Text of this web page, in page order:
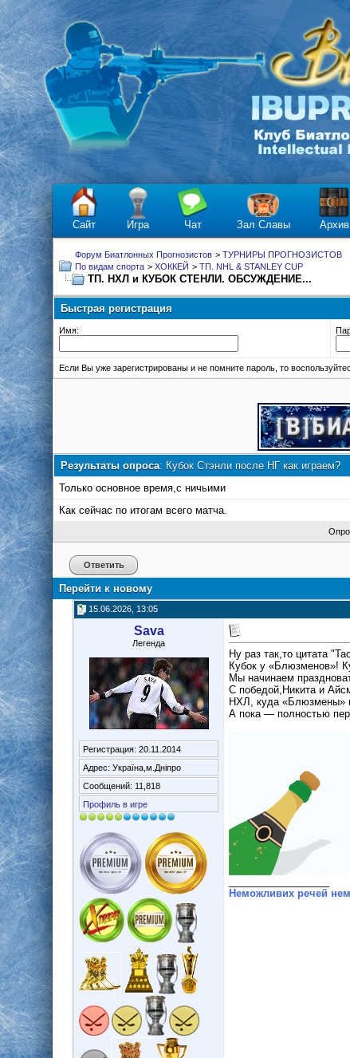
Сайт Игра Чат Зал Славы Архив
Форум Биатлонных Прогнозистов > ТУРНИРЫ ПРОГНОЗИСТОВ
По видам спорта > ХОККЕЙ > ТП. NHL & STANLEY CUP
ТП. НХЛ и КУБОК СТЕНЛИ. ОБСУЖДЕНИЕ...
Быстрая регистрация
Имя:
Если Вы уже зарегистрированы и не помните пароль, то
Результаты опроса: Кубок Стэнли после НГ как играем?
Только основное время,с ничьими
Как сейчас по итогам всего матча.
Ответить
Перейти к новому
15.06.2026, 13:05
Sava
Легенда
Регистрация: 20.11.2014
Адрес: Україна,м.Дніпро
Сообщений: 11,818
Профиль в игре
Ну раз так,то цитата
Кубок у «Блюзменов»!
Мы начинаем
С победой,Никита и
НХЛ, куда «Блюзмены»
А пока — полностью
Неможливих речей